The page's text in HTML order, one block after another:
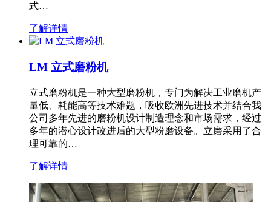
式…
了解详情
LM 立式磨粉机
立式磨粉机是一种大型磨粉机，专门为解决工业磨机产
量低、耗能高等技术难题，吸收欧洲先进技术并结合我
公司多年先进的磨粉机设计制造理念和市场需求，经过
多年的潜心设计改进后的大型粉磨设备。立磨采用了合
理可靠的…
了解详情